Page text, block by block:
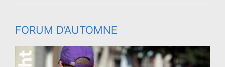
FORUM D’AUTOMNE